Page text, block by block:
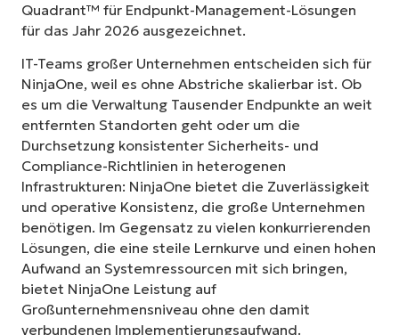
Quadrant™ für Endpunkt-Management-Lösungen
für das Jahr 2026 ausgezeichnet.
IT-Teams großer Unternehmen entscheiden sich für
NinjaOne, weil es ohne Abstriche skalierbar ist. Ob
es um die Verwaltung Tausender Endpunkte an weit
entfernten Standorten geht oder um die
Durchsetzung konsistenter Sicherheits- und
Compliance-Richtlinien in heterogenen
Infrastrukturen: NinjaOne bietet die Zuverlässigkeit
und operative Konsistenz, die große Unternehmen
benötigen. Im Gegensatz zu vielen konkurrierenden
Lösungen, die eine steile Lernkurve und einen hohen
Aufwand an Systemressourcen mit sich bringen,
bietet NinjaOne Leistung auf
Großunternehmensniveau ohne den damit
verbundenen Implementierungsaufwand.